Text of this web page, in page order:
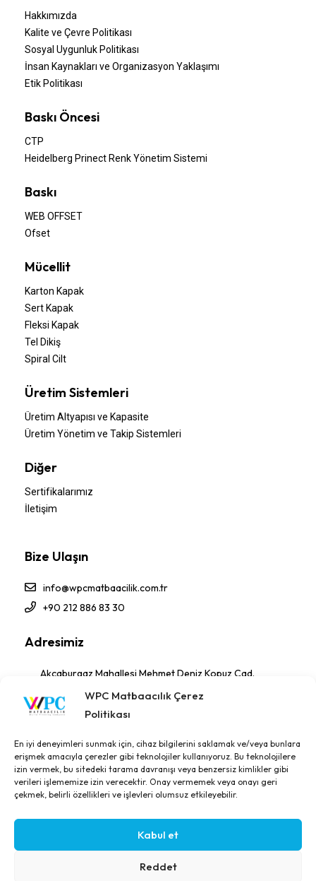
WPC Matbaacılık Çerez
Politikası
En iyi deneyimleri sunmak için, cihaz bilgilerini saklamak ve/veya bunlara
erişmek amacıyla çerezler gibi teknolojiler kullanıyoruz. Bu teknolojilere
izin vermek, bu sitedeki tarama davranışı veya benzersiz kimlikler gibi
verileri işlememize izin verecektir. Onay vermemek veya onayı geri
çekmek, belirli özellikleri ve işlevleri olumsuz etkileyebilir.
Kabul et
Reddet
Hakkımızda
Kalite ve Çevre Politikası
Sosyal Uygunluk Politikası
İnsan Kaynakları ve Organizasyon Yaklaşımı
Etik Politikası
Baskı Öncesi
CTP
Heidelberg Prinect Renk Yönetim Sistemi
Baskı
WEB OFFSET
Ofset
Mücellit
Karton Kapak
Sert Kapak
Fleksi Kapak
Tel Dikiş
Spiral Cilt
Üretim Sistemleri
Üretim Altyapısı ve Kapasite
Üretim Yönetim ve Takip Sistemleri
Diğer
Sertifikalarımız
İletişim
Bize Ulaşın
info@wpcmatbaacilik.com.tr
+90 212 886 83 30
Adresimiz
Akçaburgaz Mahallesi Mehmet Deniz Kopuz Cad.
No:17 PK 34522 Esenyurt - İSTANBUL-TÜRKİYE
© Copyright 2026, All Right Reserved. Designed: Technonet